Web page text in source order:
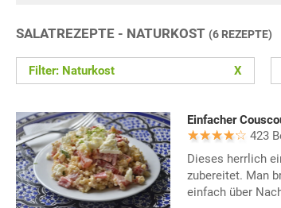
SALATREZEPTE - NATURKOST (6 REZEPTE)
Filter: Naturkost X
Einfacher
423
Dieses herrlich
zubereitet. Man
einfach über